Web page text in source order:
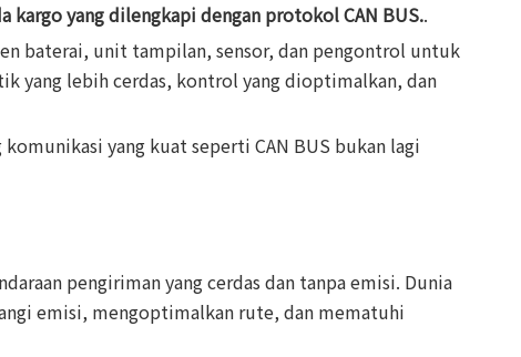
kargo yang dilengkapi dengan protokol CAN BUS..
baterai, unit tampilan, sensor, dan pengontrol untuk
yang lebih cerdas, kontrol yang dioptimalkan, dan
yang kuat seperti CAN BUS bukan lagi
pengiriman yang cerdas dan tanpa emisi. Dunia
emisi, mengoptimalkan rute, dan mematuhi